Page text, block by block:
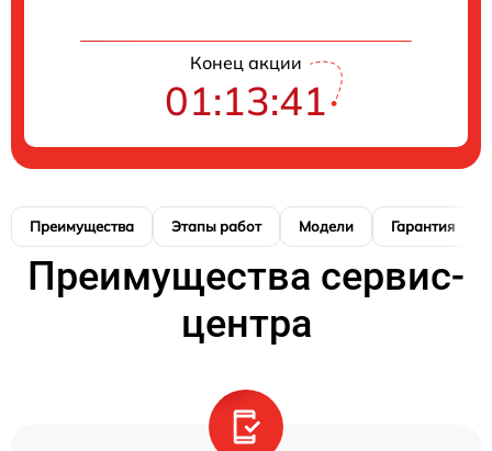
Конец акции
01:13:41
Преимущества Этапы работ Модели Гарантия
Преимущества сервис-
центра